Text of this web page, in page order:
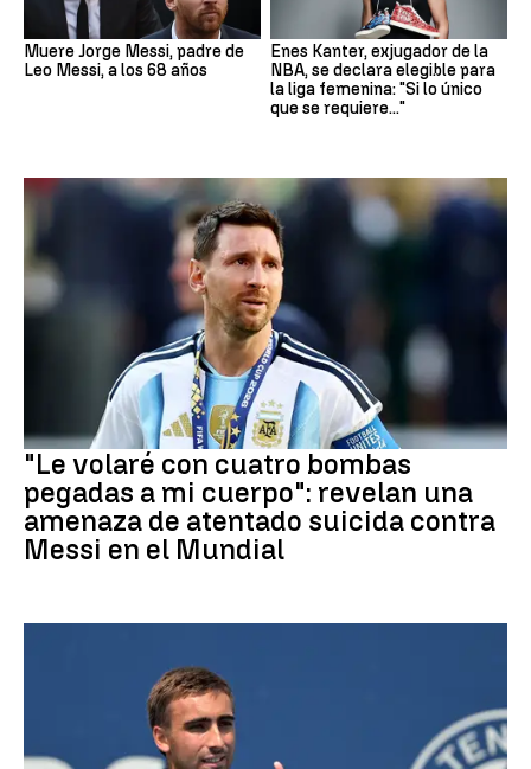
Muere Jorge Messi, padre de
Leo Messi, a los 68 años
Enes Kanter, exjugador de la
NBA, se declara elegible para
la liga femenina: "Si lo único
que se requiere..."
Mundial 2026
"Le volaré con cuatro bombas
pegadas a mi cuerpo": revelan una
amenaza de atentado suicida contra
Messi en el Mundial